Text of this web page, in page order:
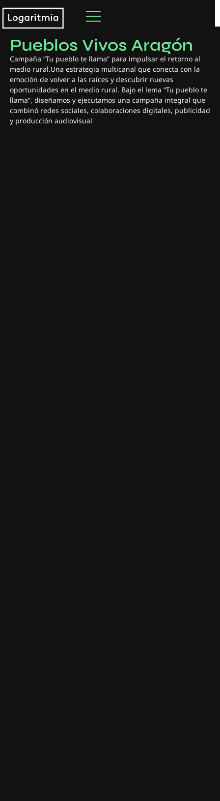
# Diseño y Branding
Pueblos Vivos Aragón
Campaña “Tu pueblo te llama” para impulsar el retorno al
medio rural.Una estrategia multicanal que conecta con la
emoción de volver a las raíces y descubrir nuevas
oportunidades en el medio rural. Bajo el lema “Tu pueblo te
llama”, diseñamos y ejecutamos una campaña integral que
combinó redes sociales, colaboraciones digitales, publicidad
y producción audiovisual